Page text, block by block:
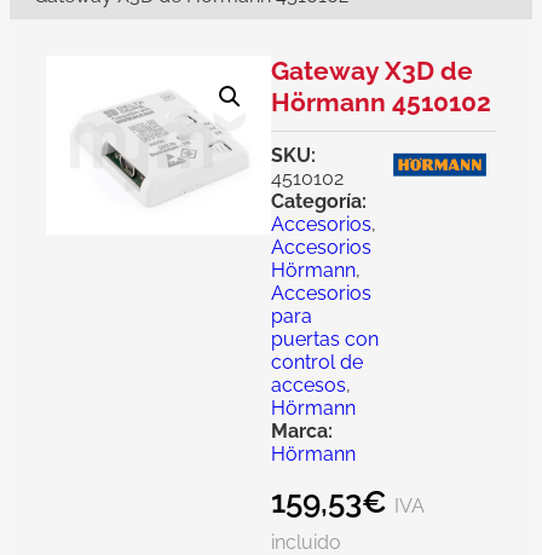
Gateway X3D de
Hörmann 4510102
SKU:
4510102
Categoría:
Accesorios,
Accesorios
Hörmann,
Accesorios
para
puertas con
control de
accesos,
Hörmann
Marca:
Hörmann
159,53€ IVA
incluido